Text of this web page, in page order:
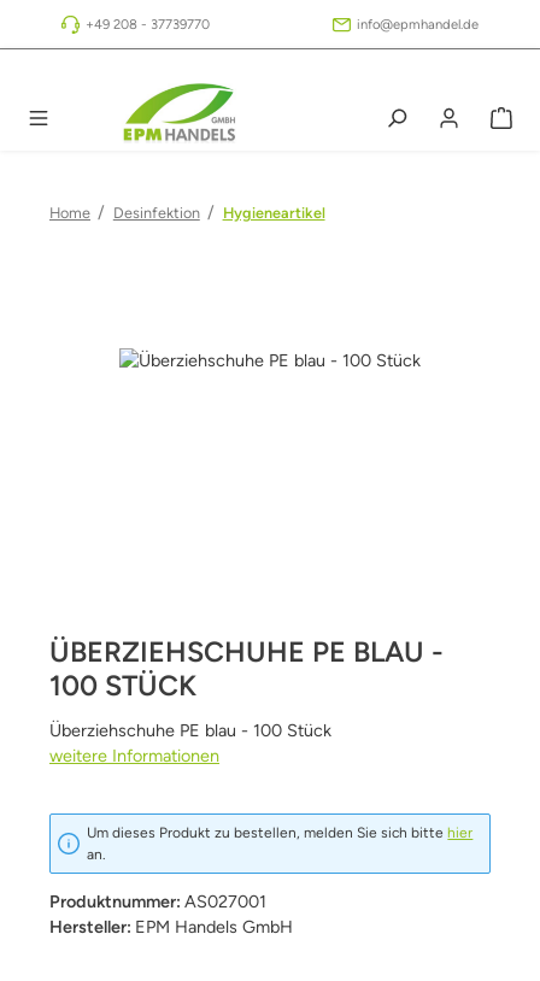
Zum Hauptinhalt springen
+49 208 - 37739770 info@epmhandel.de
Home / Desinfektion / Hygieneartikel
Bildergalerie überspringen
ÜBERZIEHSCHUHE PE BLAU -
100 STÜCK
Überziehschuhe PE blau - 100 Stück
weitere Informationen
Um dieses Produkt zu bestellen, melden Sie sich bitte hier
an.
Produktnummer: AS027001
Hersteller: EPM Handels GmbH